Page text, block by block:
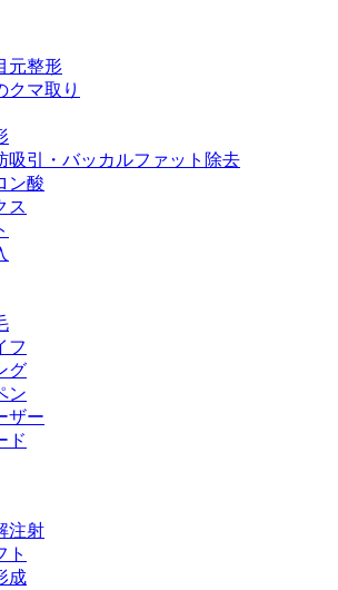
元整形
クマ取り
吸引・バッカルファット除去
ン酸
ス
フ
グ
ン
ザー
ド
注射
ト
成